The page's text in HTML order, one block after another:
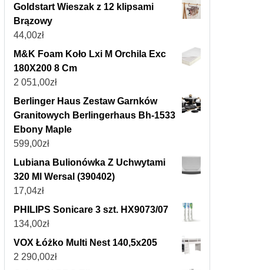
Goldstart Wieszak z 12 klipsami
Brązowy
44,00zł
M&K Foam Koło Lxi M Orchila Exc
180X200 8 Cm
2 051,00zł
Berlinger Haus Zestaw Garnków
Granitowych Berlingerhaus Bh-1533
Ebony Maple
599,00zł
Lubiana Bulionówka Z Uchwytami
320 Ml Wersal (390402)
17,04zł
PHILIPS Sonicare 3 szt. HX9073/07
134,00zł
VOX Łóżko Multi Nest 140,5x205
2 290,00zł